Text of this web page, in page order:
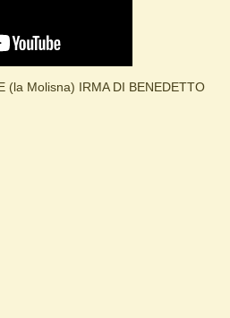
(la Molisna) IRMA DI BENEDETTO